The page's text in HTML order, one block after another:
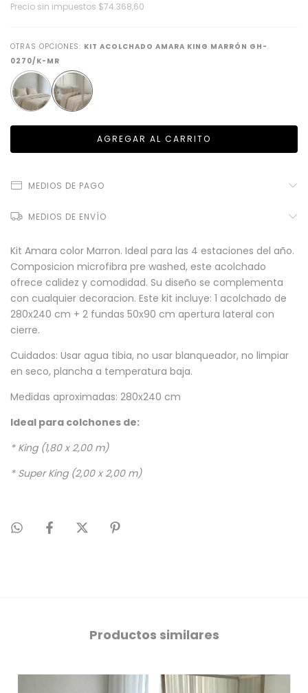
Precio sin impuestos $74.368,60
OTRAS OPCIONES: KIT ACOLCHADO AMARA KING MARRÓN GH-
0270/K-MR
MEDIOS DE PAGO
MEDIOS DE ENVÍO
Kit Amara color Marron. Ideal para las 4 estaciones del año.
Composicion microfibra pre washed, este acolchado
ofrece calidez y comodidad. Su diseño se complementa
con cualquier decoracion. Este kit incluye: 1 acolchado de
280x240 cm + 2 fundas 50x90 cm apertura lateral con
cierre.
Cuidados: Usar agua tibia, no usar blanqueador, no limpiar
en seco, plancha a temperatura baja.
Medidas aproximadas: 280x240 cm
Ideal para colchones de:
* King (1,80 x 2,00 m)
* Super King (2,00 x 2,00 m)
Productos similares